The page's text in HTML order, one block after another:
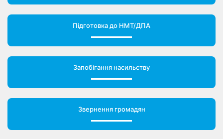
Підготовка до НМТ/ДПА
Запобігання насильству
Звернення громадян